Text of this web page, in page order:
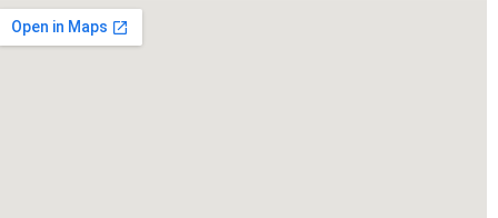
Comédie grinçante – Tout public